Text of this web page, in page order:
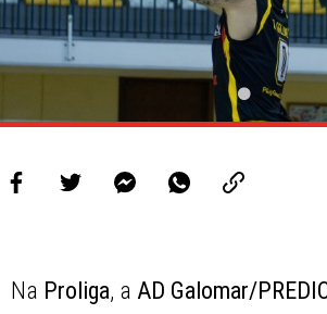
Na Proliga, a AD Galomar/